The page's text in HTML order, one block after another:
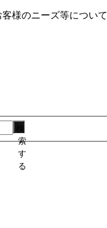
様のニーズ等につい
索
す
る